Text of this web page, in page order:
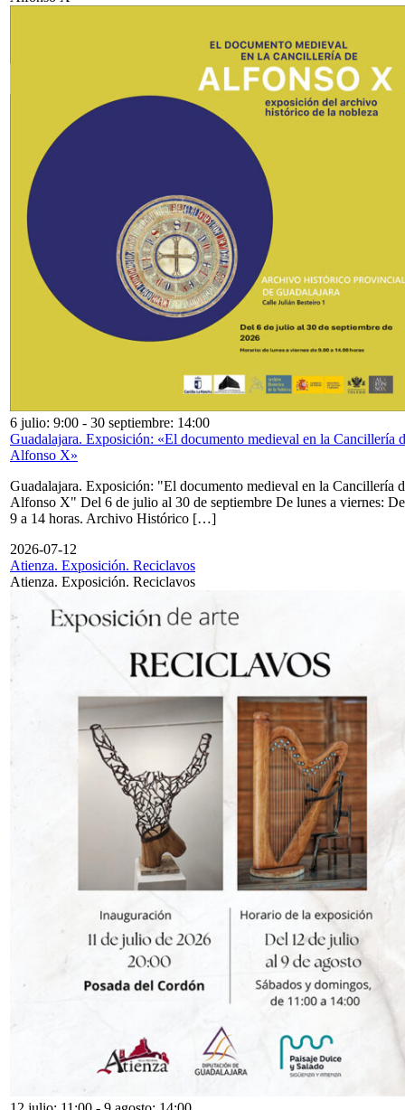
6 julio: 9:00 - 30 septiembre: 14:00
Guadalajara. Exposición: «El documento medieval en la Cancillería
Alfonso X»
Guadalajara. Exposición: "El documento medieval en la Cancillería
Alfonso X" Del 6 de julio al 30 de septiembre De lunes a viernes: De
9 a 14 horas. Archivo Histórico […]
2026-07-12
Atienza. Exposición. Reciclavos
Atienza. Exposición. Reciclavos